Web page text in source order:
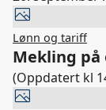
september.
Lønn og tariff
Mekling på
(Oppdatert kl